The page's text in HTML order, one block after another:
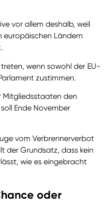
vor allem deshalb, weil
europäischen Ländern
wenn sowohl der EU-
zustimmen.
Mitgliedsstaaten den
Ende November
vom Verbrennerverbot
der Grundsatz, dass kein
wie es eingebracht
oder